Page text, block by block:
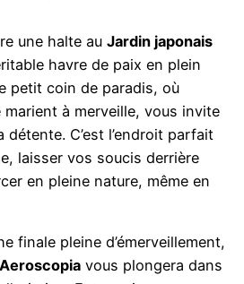
une halte auJardin japonais
havre de paix en plein
petit coin de paradis, où
à merveille, vous invite
C’est l’endroit parfait
laisser vos soucis derrière
en pleine nature, même en
finale pleine d’émerveillement,
vous plongera dans